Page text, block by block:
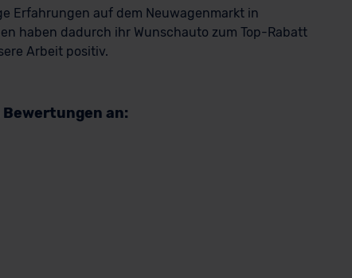
Erfahrungen auf dem Neuwagenmarkt in
haben dadurch ihr Wunschauto zum Top-Rabatt
Arbeit positiv.
Bewertungen an: